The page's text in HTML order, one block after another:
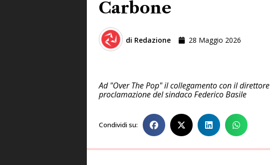
Carbone
di Redazione 28 Maggio 2026
Ad "Over The Pop" il collegamento con il
proclamazione del sindaco Federico Basile
Condividi su: